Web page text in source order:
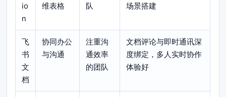
io
n
维表格
队
场景搭建
飞
书
文
档
协同办公
与沟通
注重沟
通效率
的团队
文档评论与即时通讯深
度绑定，多人实时协作
体验好